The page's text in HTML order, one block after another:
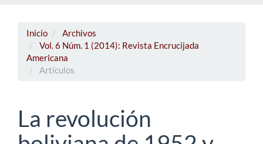
Inicio
Archivos
Vol. 6 Núm. 1 (2014): Revista Encrucijada
Americana
Artículos
La revolución